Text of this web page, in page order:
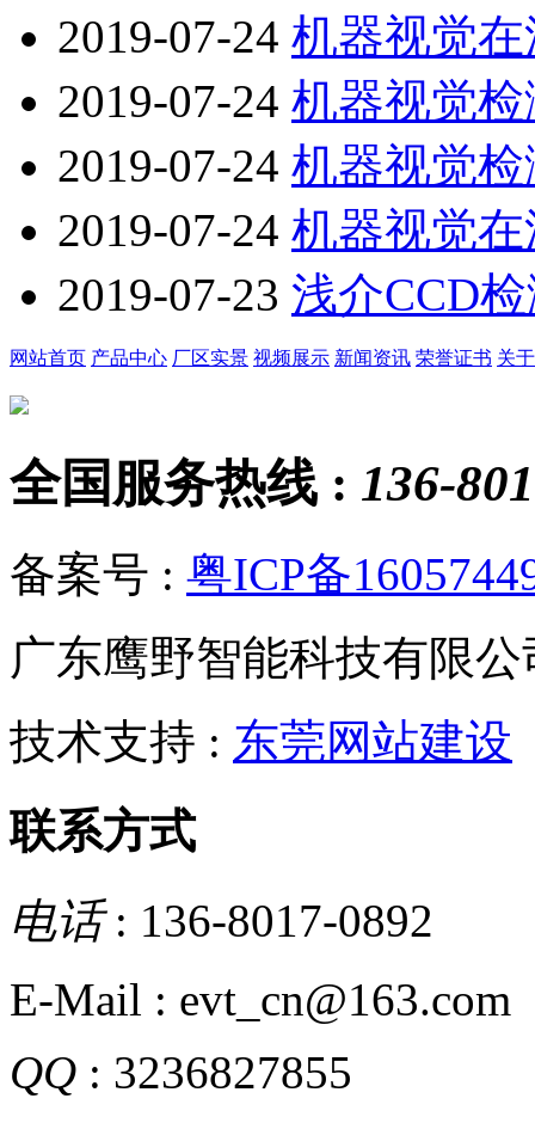
2019-07-24 机器视觉
2019-07-24 机器视觉
2019-07-24 机器视觉
2019-07-24 机器视觉
2019-07-23 浅介CCD
网站首页 产品中心 厂区实景 视频展示 新闻资讯 荣誉证书 关
全国服务热线 : 136-
备案号 : 粤ICP备
广东鹰野智能科技有限
技术支持 : 东莞网站建设
联系方式
电话: 136-8017-0892
E-Mail : evt_cn@163.com
QQ : 3236827855